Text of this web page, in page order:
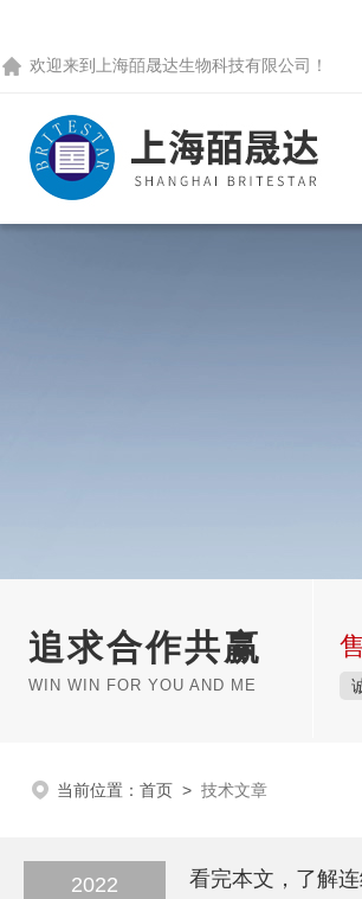
欢迎来到 上海皕晟达生物科技有限公司 ！
追求合作共赢
WIN WIN FOR YOU AND ME
当前位置： 首页 > 技术文章
2022 看完本文，了解